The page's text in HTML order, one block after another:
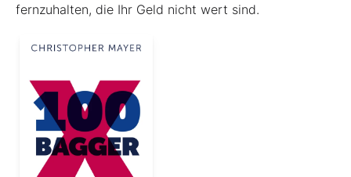
fernzuhalten, die Ihr Geld nicht wert sind.